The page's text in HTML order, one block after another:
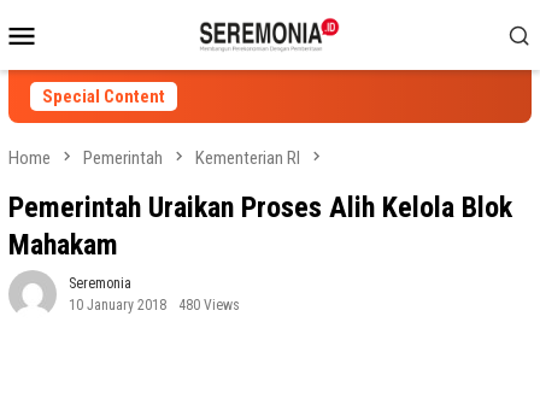
to
contentMenu
Special Content
Home Pemerintah Kementerian RI
Pemerintah Uraikan Proses Alih Kelola Blok
Mahakam
Seremonia
10 January 2018
480 Views